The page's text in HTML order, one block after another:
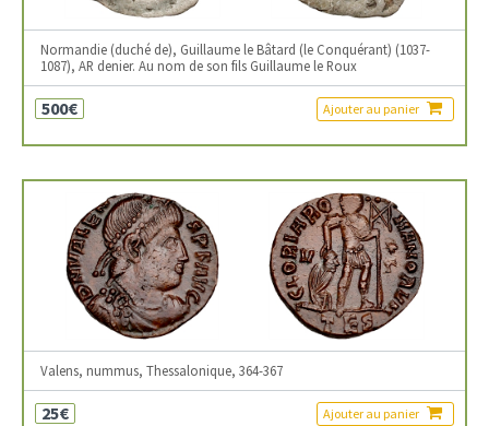
Normandie (duché de), Guillaume le Bâtard (le Conquérant) (1037-
1087), AR denier. Au nom de son fils Guillaume le Roux
500€ Ajouter au panier
Valens, nummus, Thessalonique, 364-367
25€ Ajouter au panier